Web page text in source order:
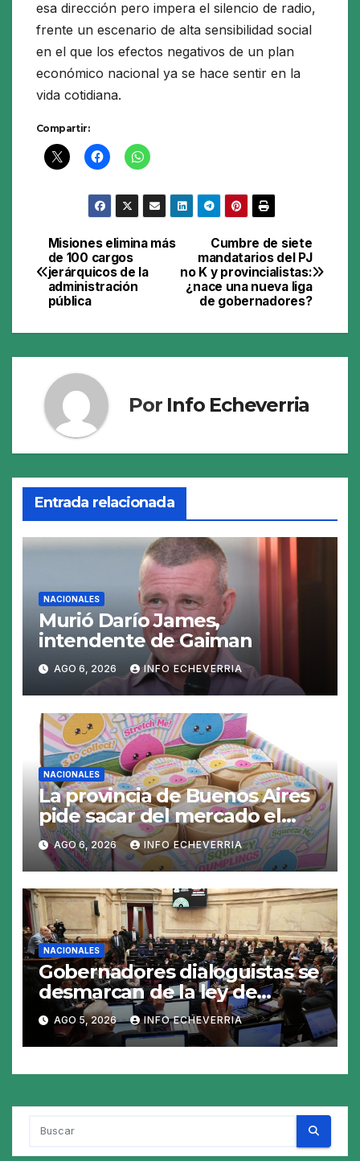
esa dirección pero impera el silencio de radio,
frente un escenario de alta sensibilidad social
en el que los efectos negativos de un plan
económico nacional ya se hace sentir en la
vida cotidiana.
Compartir:
Navegación
de
entradas
Cumbre de siete
mandatarios del PJ
no K y provincialistas:
¿nace una nueva liga
de gobernadores?
Misiones elimina más
de 100 cargos
jerárquicos de la
administración
pública
Por Info Echeverria
Entrada relacionada
NACIONALES
Murió Darío James,
intendente de Gaiman
AGO 6, 2026 INFO ECHEVERRIA
NACIONALES
La provincia de Buenos Aires
pide sacar del mercado el
«Squeezy Dumpling», un
juguete «tóxico»
AGO 6, 2026 INFO ECHEVERRIA
NACIONALES
Gobernadores dialoguistas se
desmarcan de la ley de
Tierras y ponen en jaque su
tratamiento en el Senado
AGO 5, 2026 INFO ECHEVERRIA